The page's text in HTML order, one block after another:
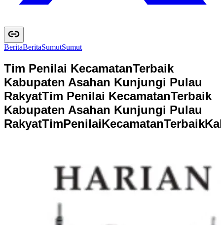
BeritaBeritaSumutSumut
Tim Penilai KecamatanTerbaik
Kabupaten Asahan Kunjungi Pulau
RakyatTim Penilai KecamatanTerbaik
Kabupaten Asahan Kunjungi Pulau
RakyatTimPenilaiKecamatanTerbaikKa